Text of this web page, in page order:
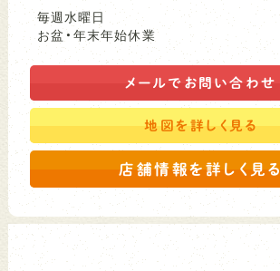
毎週水曜日
お盆・年末年始休業
メールで お問い合わせ
地図を詳しく見る
店舗情報を詳しく見る